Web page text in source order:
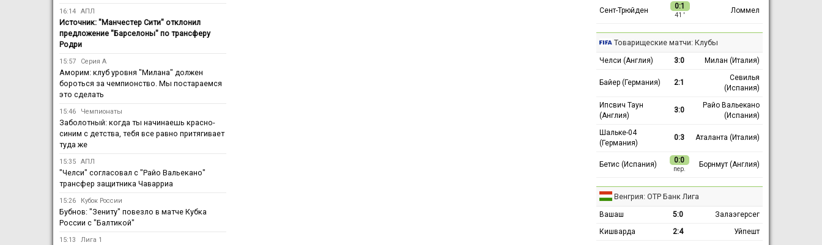
16:14 АПЛ
Источник: "Манчестер Сити" отклонил
предложение "Барселоны" по трансферу
Родри
15:57 Серия А
Аморим: клуб уровня "Милана" должен
бороться за чемпионство. Мы постараемся
это сделать
15:46 Чемпионаты
Заболотный: когда ты начинаешь красно-
синим с детства, тебя все равно притягивает
туда же
15:35 АПЛ
"Челси" согласовал с "Райо Вальекано"
трансфер защитника Чаварриа
15:26 Кубок России
Бубнов: "Зениту" повезло в матче Кубка
России с "Балтикой"
15:13 Лига 1
Сент-Трюйден 0:1
41 ′
Ломмел
Товарищеские матчи: Клубы
Челси (Англия) 3:0 Милан (Италия)
Байер (Германия) 2:1
Севилья
(Испания)
Ипсвич Таун
(Англия)
3:0
Райо Вальекано
(Испания)
Шальке-04
(Германия)
0:3 Аталанта (Италия)
Бетис (Испания) 0:0
пер.
Борнмут (Англия)
Венгрия: ОТР Банк Лига
Вашаш 5:0
Залаэгерсег
Кишварда
2:4 Уйпешт